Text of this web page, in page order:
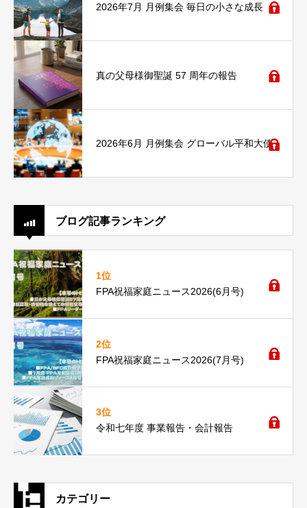
2026年7月 月例集会 毎日の小さな成長
真の父母様御聖誕 57 周年の報告
2026年6月 月例集会 グローバル平和大使
ブログ記事ランキング
1位
FPA祝福家庭ニュース2026(6月号)
2位
FPA祝福家庭ニュース2026(7月号)
3位
令和七年度 事業報告・会計報告
カテゴリー